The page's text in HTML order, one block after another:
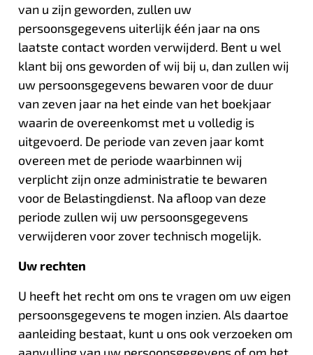
van u zijn geworden, zullen uw
persoonsgegevens uiterlijk één jaar na ons
laatste contact worden verwijderd. Bent u wel
klant bij ons geworden of wij bij u, dan zullen wij
uw persoonsgegevens bewaren voor de duur
van zeven jaar na het einde van het boekjaar
waarin de overeenkomst met u volledig is
uitgevoerd. De periode van zeven jaar komt
overeen met de periode waarbinnen wij
verplicht zijn onze administratie te bewaren
voor de Belastingdienst. Na afloop van deze
periode zullen wij uw persoonsgegevens
verwijderen voor zover technisch mogelijk.
Uw rechten
U heeft het recht om ons te vragen om uw eigen
persoonsgegevens te mogen inzien. Als daartoe
aanleiding bestaat, kunt u ons ook verzoeken om